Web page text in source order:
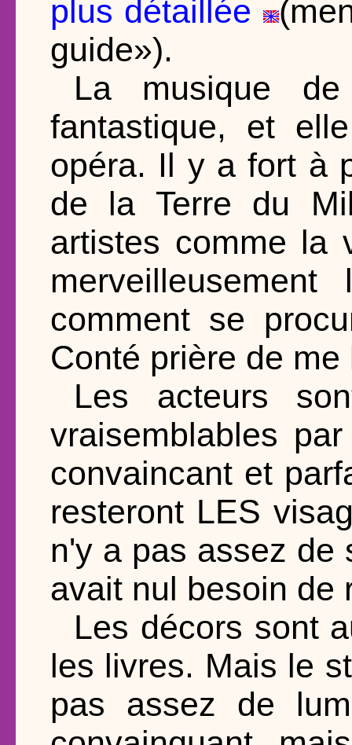
plus détaillée
guide»).
La musique
fantastique, et
opéra. Il y a fort à
de la Terre du
artistes comme la
comment se
Conté prière de me
Les acteurs
vraisemblables
convaincant et
resteront LES
n'y a pas assez de
avait nul besoin de
Les décors sont
les livres. Mais le
pas assez de